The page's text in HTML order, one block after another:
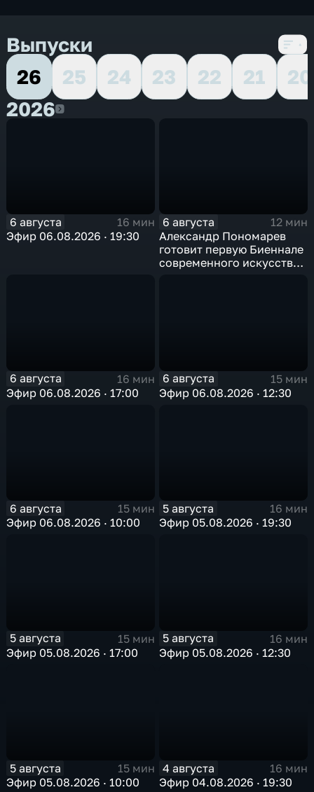
Выпуски
26
25 24 23 22 21
20
20262026
6 августа
16 мин
Эфир 06.08.2026 · 19:30
6 августа
12 мин
Александр Пономарев
готовит первую Биеннале
современного искусства
6 августа
16 мин
Эфир 06.08.2026 · 17:00
6 августа
15 мин
Эфир 06.08.2026 · 12:30
6 августа
15 мин
Эфир 06.08.2026 · 10:00
5 августа
16 мин
Эфир 05.08.2026 · 19:30
5 августа
15 мин
Эфир 05.08.2026 · 17:00
5 августа
16 мин
Эфир 05.08.2026 · 12:30
5 августа
15 мин
Эфир 05.08.2026 · 10:00
4 августа
16 мин
Эфир 04.08.2026 · 19:30